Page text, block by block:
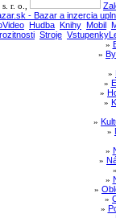
r. o.,
- Bazar a inzercia
Hudba Knihy Mobil
Stroje
»
»
»
»
»
»
»
»
»
»
»
»
»
»